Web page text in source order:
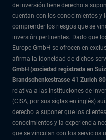
de inversión tiene derecho a
cuentan con los conocimientos y
comprender los riesgos que se
inversión pertinentes. Dado que
Europe GmbH se ofrecen en
afirma la idoneidad de dichos
GmbH (sociedad registrada en
Brandschenkestrasse 41 Zurich
relativa a las instituciones de
(CISA, por sus siglas en inglés)
derecho a suponer que los
conocimientos y la experiencia
que se vinculan con los servicios